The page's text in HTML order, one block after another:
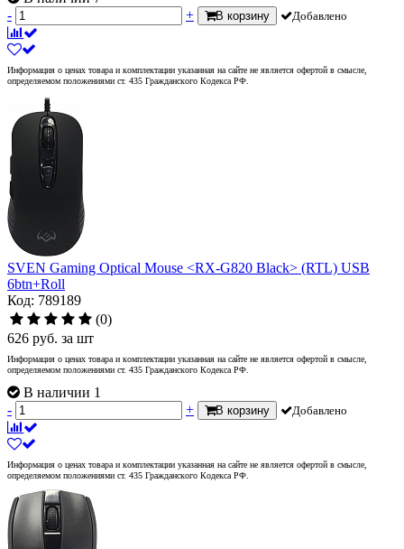
-
+ В корзину Добавлено
Информация о ценах товара и комплектации указанная на сайте не является офертой в смысле,
определяемом положениями ст. 435 Гражданского Кодекса РФ.
SVEN Gaming Optical Mouse <RX-G820 Black> (RTL) USB
6btn+Roll
Код: 789189
(0)
626 руб. за шт
Информация о ценах товара и комплектации указанная на сайте не является офертой в смысле,
определяемом положениями ст. 435 Гражданского Кодекса РФ.
В наличии 1
-
+ В корзину Добавлено
Информация о ценах товара и комплектации указанная на сайте не является офертой в смысле,
определяемом положениями ст. 435 Гражданского Кодекса РФ.